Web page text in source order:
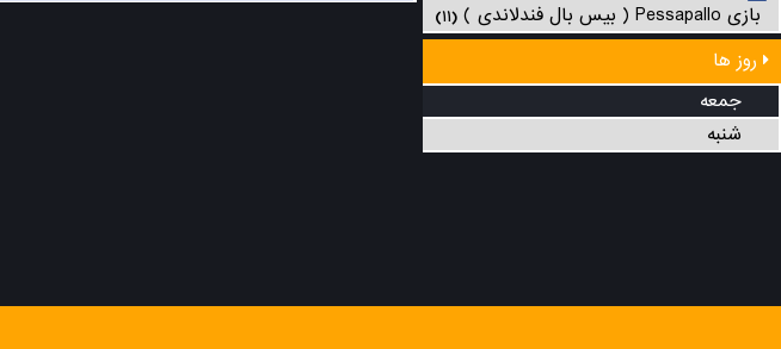
بازی Pessapallo ( بیس بال فندلاندی ) (۱۱)
روز ها
جمعه
شنبه